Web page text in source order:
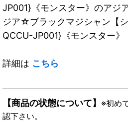
JP001}《モンスター》のアジ
ジア☆ブラックマジシャン【
QCCU-JP001}《モンスター》
詳細は こちら
【商品の状態について】 ※初め
認下さい。